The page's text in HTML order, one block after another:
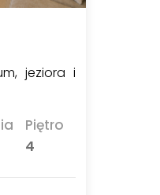
jeziora i
Piętro
4